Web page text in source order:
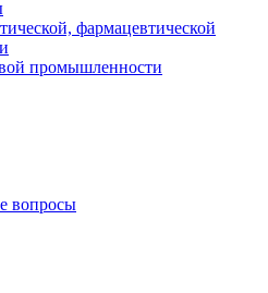
фармацевтической
промышленности
вопросы